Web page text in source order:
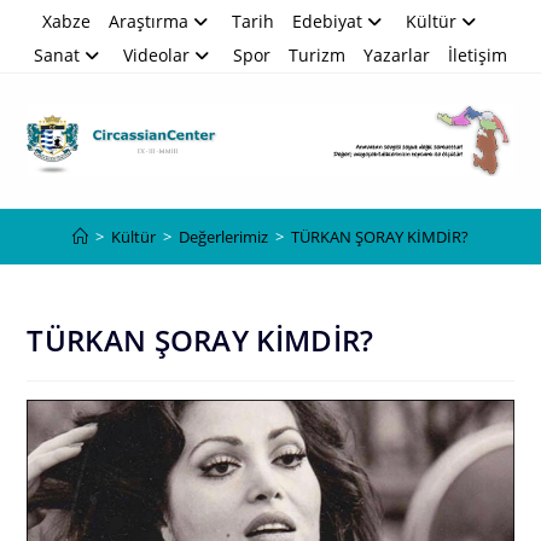
Xabze Araştırma Tarih Edebiyat
Kültür
Sanat
Videolar Spor Turizm Yazarlar İletişim
> Kültür > Değerlerimiz > TÜRKAN ŞORAY KİMDİR?
TÜRKAN ŞORAY KİMDİR?